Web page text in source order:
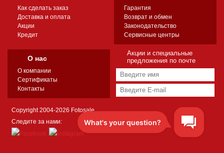
Как сделать заказ
Доставка и оплата
Акции
Кредит
Гарантия
Возврат и обмен
Законодательство
Сервисные центры
О нас
О компании
Сертификаты
Контакты
Акции и специальные
предложения по почте
Copyright 2004-2026 Fotosale
Следите за нами: